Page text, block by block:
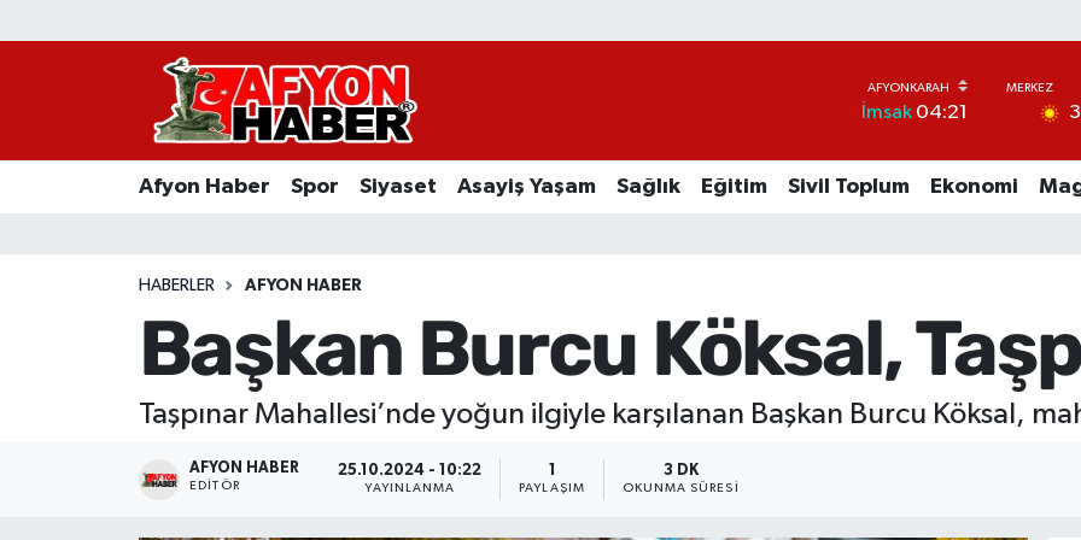
İmsak04:21
Afyon Haber Spor Siyaset Asayiş Yaşam Sağlık Eğitim Sivil Toplum Ekonomi
HABERLER AFYON HABER
Başkan Burcu Köksal,
Taşpınar Mahallesi’nde yoğun ilgiyle karşılanan Başkan Burcu Köksal,
AFYON HABER
EDITÖR
25.10.2024 - 10:22
YAYINLANMA PAYLAŞIM
3 DK
OKUNMA SÜRESI
Afyon Haber
Asayiş Yaşam